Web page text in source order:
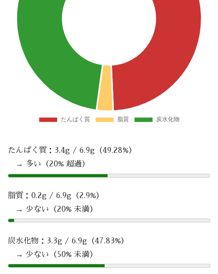
たんぱく質：3.4g / 6.9g（49.28%）
→ 多い（20% 超過）
脂質：0.2g / 6.9g（2.9%）
→ 少ない（20% 未満）
炭水化物：3.3g / 6.9g（47.83%）
→ 少ない（50% 未満）